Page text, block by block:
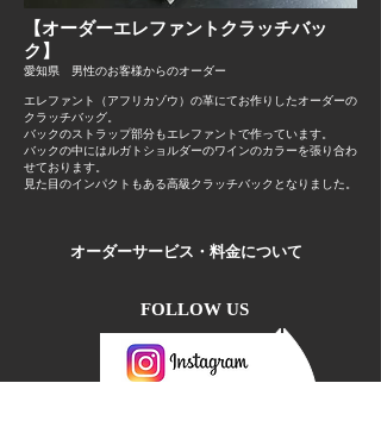
【オーダーエレファントクラッチバッ
ク】
愛知県 男性のお客様からのオーダー
エレファント（アフリカゾウ）の革にてお作りしたオーダーの
クラッチバッグ。
バックのストラップ部分もエレファントで作っています。
バックの中にはルガトショルダーのワインのカラーを張り合わ
せております。
​見た目のインパクトもある高級クラッチバックとなりました。
オーダーサービス・料金について
FOLLOW US